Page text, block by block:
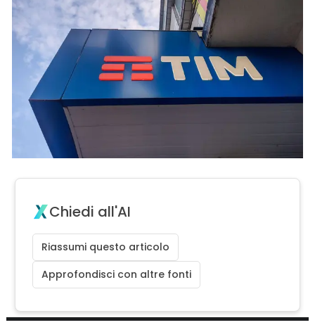
Chiedi all'AI
Riassumi questo articolo
Approfondisci con altre fonti